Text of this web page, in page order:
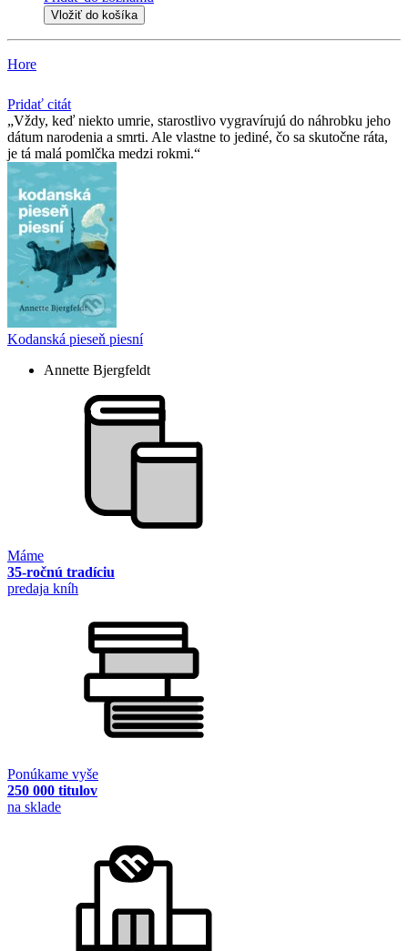
Vložiť do košíka
Hore
Pridať citát
Vždy, keď niekto umrie, starostlivo vygravírujú do náhrobku jeho
dátum narodenia a smrti. Ale vlastne to jediné, čo sa skutočne ráta,
je tá malá pomlčka medzi rokmi.
Kodanská pieseň piesní
Annette Bjergfeldt
Máme
35-ročnú tradíciu
predaja kníh
Ponúkame vyše
250 000 titulov
na sklade